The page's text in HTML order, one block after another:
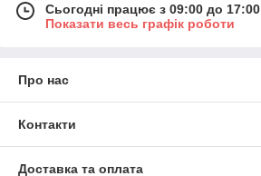
Сьогодні працює з 09:00 до 17:00
Показати весь графік роботи
Про нас
Контакти
Доставка та оплата